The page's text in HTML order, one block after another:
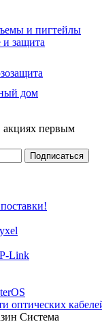
и пигтейлы
и защита
дом
акциях первым
Link
оптических
Система